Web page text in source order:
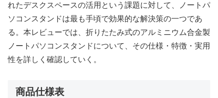
れたデスクスペースの活用という課題に対して、ノートパ
ソコンスタンドは最も手頃で効果的な解決策の一つであ
る。本レビューでは、折りたたみ式のアルミニウム合金製
ノートパソコンスタンドについて、その仕様・特徴・実用
性を詳しく確認していく。
商品仕様表